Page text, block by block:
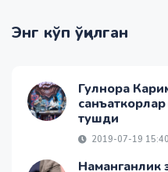
Энг кўп ўқилган
Гулнора
тушди
2019-07-19 15:40
Наманганлик